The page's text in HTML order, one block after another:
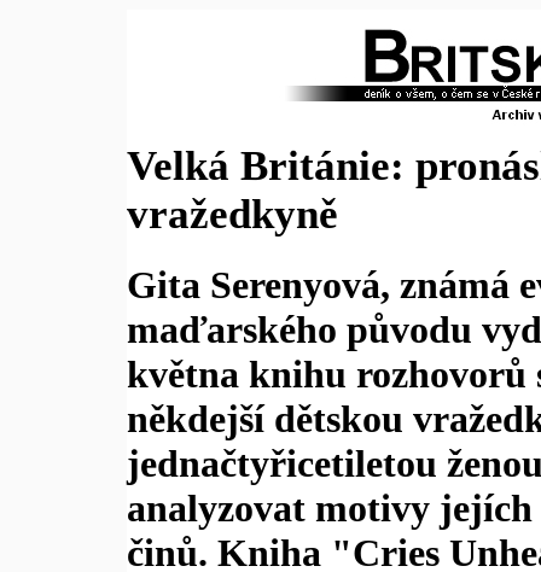
Velká Británie:
vražedkyně
Gita Serenyová, známá
maďarského původu
května knihu rozhovorů
někdejší dětskou
jednačtyřicetiletou
analyzovat motivy
činů. Kniha "Cries